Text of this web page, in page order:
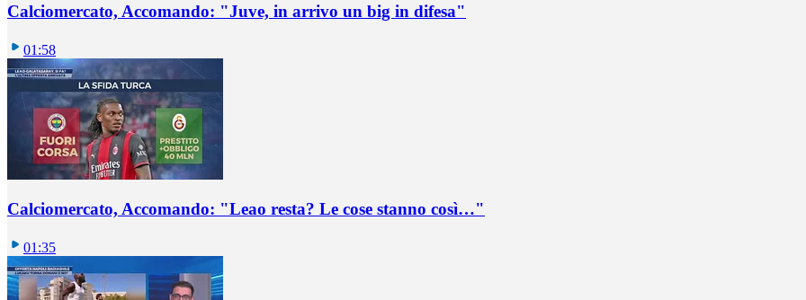
Calciomercato, Accomando: "Juve, in arrivo un big in difesa"
01:58
Calciomercato, Accomando: "Leao resta? Le cose stanno così…"
01:35